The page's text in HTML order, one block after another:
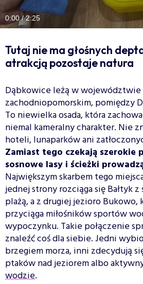
0:00 / 2:25
Tutaj nie ma głośnych
atrakcją pozostaje natura
Dąbkowice leżą w województwie
zachodniopomorskim, pomiędzy
To niewielka osada, która
niemal kameralny charakter. Nie
hoteli, lunaparków ani
Zamiast tego czekają szerokie
sosnowe lasy i ścieżki
Największym skarbem tego
jednej strony rozciąga się Bałtyk
plażą, a z drugiej jezioro Bukowo,
przyciąga miłośników sportów
wypoczynku. Takie połączenie
znaleźć coś dla siebie. Jedni
brzegiem morza, inni zdecydują
ptaków nad jeziorem albo
wodzie.